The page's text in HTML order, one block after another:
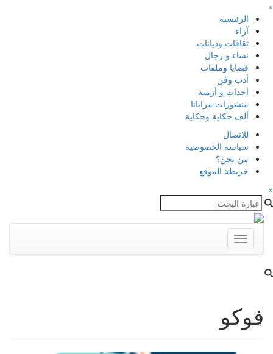
×
الرئيسية
آراء
ثقافات وديانات
نساء و رجال
قضايا وملفات
أدب وفن
أحداث و أزمنة
منشورات مرايانا
ألف حكاية وحكاية
للاتصال
سياسة الخصوصية
من نحن؟
خريطة الموقع
×
Toggle
navigation
فوكو